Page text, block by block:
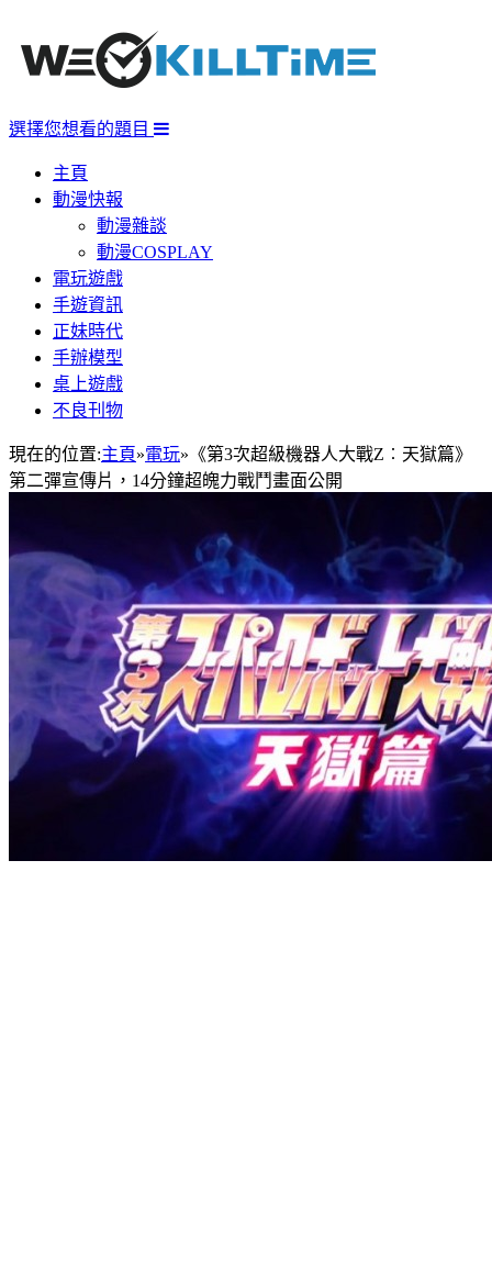
選擇您想看的題目
主頁
動漫快報
動漫雜談
動漫COSPLAY
電玩遊戲
手遊資訊
正妹時代
手辦模型
桌上遊戲
不良刊物
現在的位置:主頁»電玩» 《第3次超級機器人大戰Z︰天獄篇》
第二彈宣傳片，14分鐘超魄力戰鬥畫面公開